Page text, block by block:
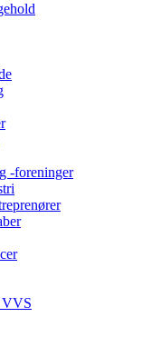
-foreninger
VVS